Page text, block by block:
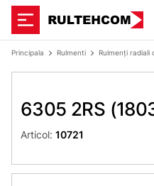
Principala Rulmenti Rulmenți radiali
6305 2RS
Articol: 10721